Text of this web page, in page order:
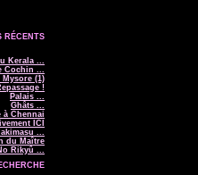
RÉCENTS
Kerala ...
Cochin ...
(1)
!
Palais ...
Ghâts ...
à Chennai
ICI
...
du Maître
Rikyû ...